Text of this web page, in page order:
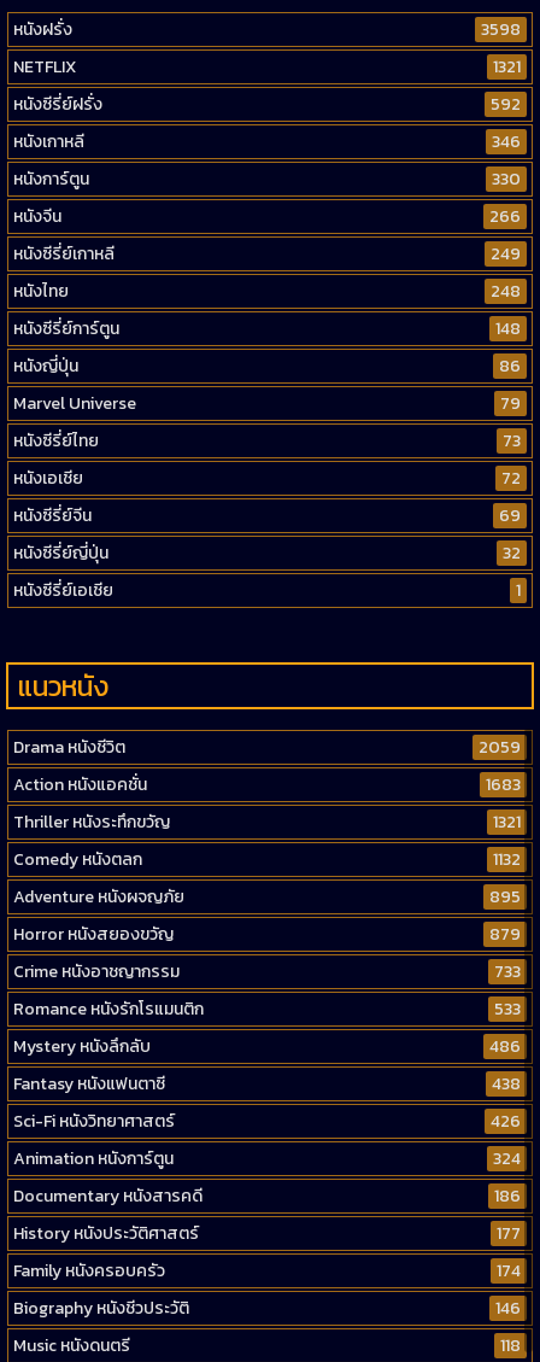
หนังฝรั่ง
3598
NETFLIX
1321
หนังซีรี่ย์ฝรั่ง
592
หนังเกาหลี
346
หนังการ์ตูน
330
หนังจีน
266
หนังซีรี่ย์เกาหลี
249
หนังไทย
248
หนังซีรี่ย์การ์ตูน
148
หนังญี่ปุ่น
86
Marvel Universe
79
หนังซีรี่ย์ไทย
73
หนังเอเชีย
72
หนังซีรี่ย์จีน
69
หนังซีรี่ย์ญี่ปุ่น
32
หนังซีรี่ย์เอเชีย
1
แนวหนัง
Drama หนังชีวิต
2059
Action หนังแอคชั่น
1683
Thriller หนังระทึกขวัญ
1321
Comedy หนังตลก
1132
Adventure หนังผจญภัย
895
Horror หนังสยองขวัญ
879
Crime หนังอาชญากรรม
733
Romance หนังรักโรแมนติก
533
Mystery หนังลึกลับ
486
Fantasy หนังแฟนตาซี
438
Sci-Fi หนังวิทยาศาสตร์
426
Animation หนังการ์ตูน
324
Documentary หนังสารคดี
186
History หนังประวัติศาสตร์
177
Family หนังครอบครัว
174
Biography หนังชีวประวัติ
146
Music หนังดนตรี
118